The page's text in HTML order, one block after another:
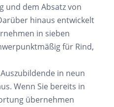
und dem Absatz von
hinaus entwickelt
in sieben
für Rind,
in neun
Wenn Sie bereits in
übernehmen